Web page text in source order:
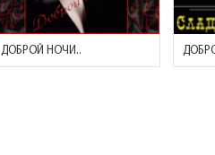
ДОБРОЙ НОЧИ..